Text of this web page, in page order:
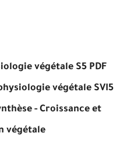
végétale S5 PDF
végétale SVI5
- Croissance et
végétale